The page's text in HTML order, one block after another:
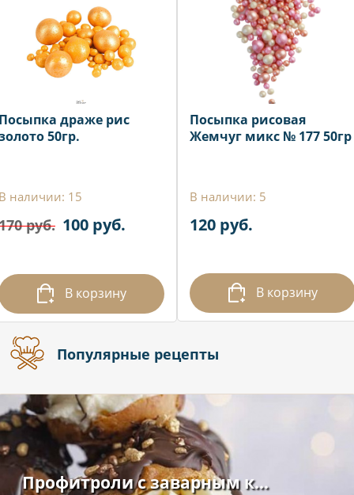
драже рис
50гр.
наличии: 15
руб. 100 руб.
В корзину
Посыпка рисовая
Жемчуг микс № 177 50гр
В наличии: 5
120 руб.
В корзину
Популярные рецепты
Профитроли с заварным к...